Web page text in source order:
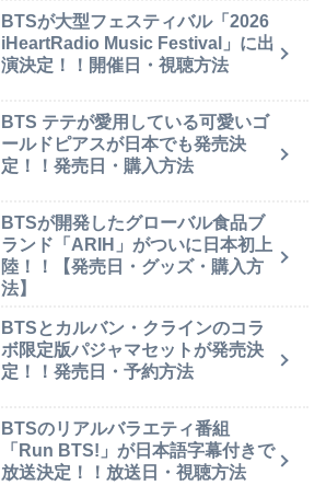
BTSが大型フェスティバル「2026
iHeartRadio Music Festival」に出
演決定！！開催日・視聴方法
BTS テテが愛用している可愛いゴ
ールドピアスが日本でも発売決
定！！発売日・購入方法
BTSが開発したグローバル食品ブ
ランド「ARIH」がついに日本初上
陸！！【発売日・グッズ・購入方
法】
BTSとカルバン・クラインのコラ
ボ限定版パジャマセットが発売決
定！！発売日・予約方法
BTSのリアルバラエティ番組
「Run BTS!」が日本語字幕付きで
放送決定！！放送日・視聴方法